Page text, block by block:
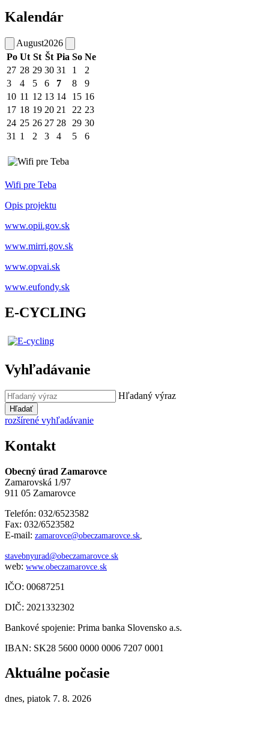
Kalendár
August2026
Po Ut St Št Pia So Ne
27 28 29 30 31 1
2
3
4 5 6 7 8
9
10 11 12 13 14 15 16
17 18 19 20 21 22 23
24 25 26 27 28 29 30
31 1 2 3 4 5 6
Wifi pre Teba
Opis projektu
www.opii.gov.sk
www.mirri.gov.sk
www.opvai.sk
www.eufondy.sk
E-CYCLING
Vyhľadávanie
Hľadaný výraz
Hľadať
rozšírené vyhľadávanie
Kontakt
Obecný úrad Zamarovce
Zamarovská 1/97
911 05 Zamarovce
Telefón: 032/6523582
Fax: 032/6523582
E-mail: zamarovce@obeczamarovce.sk
stavebnyurad@obeczamarovce.sk
web: www.obeczamarovce.sk
IČO: 00687251
DIČ: 2021332302
Bankové spojenie: Prima banka Slovensko a.s.
IBAN: SK28 5600 0000 0006 7207 0001
Aktuálne počasie
dnes, piatok 7. 8. 2026